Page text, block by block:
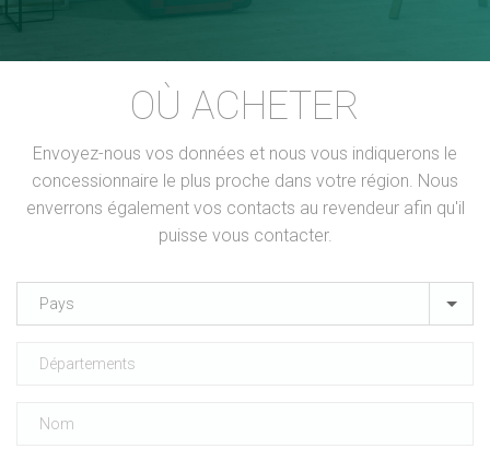
OÙ ACHETER
Envoyez-nous vos données et nous vous indiquerons le
concessionnaire le plus proche dans votre région. Nous
enverrons également vos contacts au revendeur afin qu'il
puisse vous contacter.
Pays